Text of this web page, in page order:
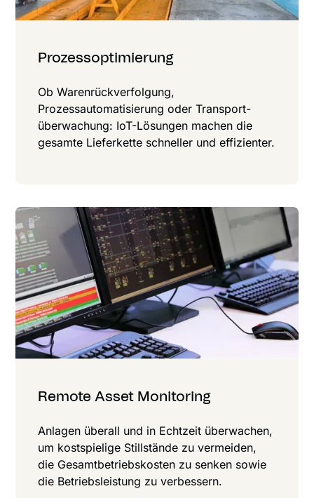
Prozessoptimierung
Ob Warenrückverfolgung,
Prozessautomatisierung oder Transport­
überwachung: IoT-Lösungen machen die
gesamte Lieferkette schneller und effizienter.
Remote Asset Monitoring
Anlagen überall und in Echtzeit überwachen,
um kost­spielige Still­stände zu vermeiden,
die Gesamt­betriebs­kosten zu senken sowie
die Betriebs­leistung zu verbessern.